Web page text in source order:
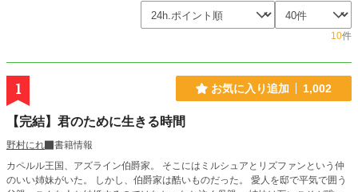
10件
1 お気に入り追加 1,002
【完結】君のために生きる時間
野村にれ
書籍情報
カペルル王国、アズライン伯爵家。 そこにはミルシュアとリズファンという仲
のいい姉妹がいた。 しかし、伯爵家は酷いものだった。 愛人を邸で平気で囲う